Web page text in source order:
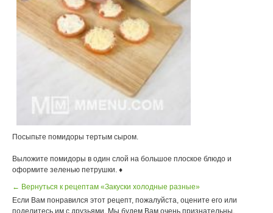
Посыпьте помидоры тертым сыром.
Выложите помидоры в один слой на большое плоское блюдо и
оформите зеленью петрушки. ♦
← Вернуться к рецептам «Закуски холодные разные»
Если Вам понравился этот рецепт, пожалуйста, оцените его или